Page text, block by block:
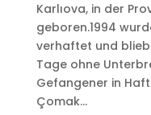
Karlıova, in der
geboren.1994
verhaftet und
Tage ohne
Gefangener in
Çomak...